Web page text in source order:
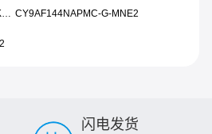
CY9AF144NAPMC-G-MNK1E2 CY9AF144NAPMC-G-MNE2
闪电发货